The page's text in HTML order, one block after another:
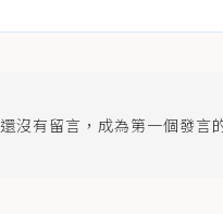
還沒有留言，成為第一個發言